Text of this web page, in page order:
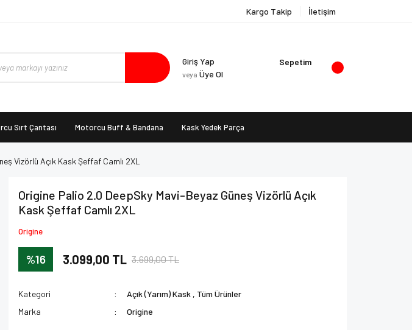
Kargo Takip İletişim
Giriş Yap
veya Üye Ol
Sepetim
Sırt Çantası Motorcu Buff & Bandana Kask Yedek Parça
Vizörlü Açık Kask Şeffaf Camlı 2XL
Origine Palio 2.0 DeepSky Mavi-Beyaz Güneş Vizörlü Açık
Kask Şeffaf Camlı 2XL
Origine
%16 3.099,00 TL 3.699,00 TL
Kategori Açık (Yarım) Kask , Tüm Ürünler
Marka
Origine